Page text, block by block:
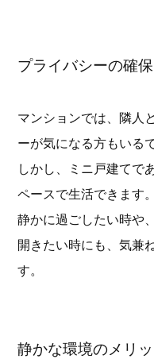
プライバシーの確保
マンションでは、隣人
ーが気になる方もいる
しかし、ミニ戸建てで
ペースで生活できます。
静かに過ごしたい時や
開きたい時にも、気兼
す。
静かな環境のメリッ